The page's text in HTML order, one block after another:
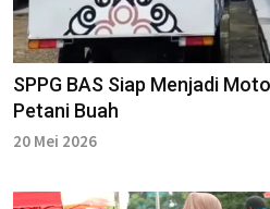
SPPG BAS Siap Menjadi
Petani Buah
20 Mei 2026